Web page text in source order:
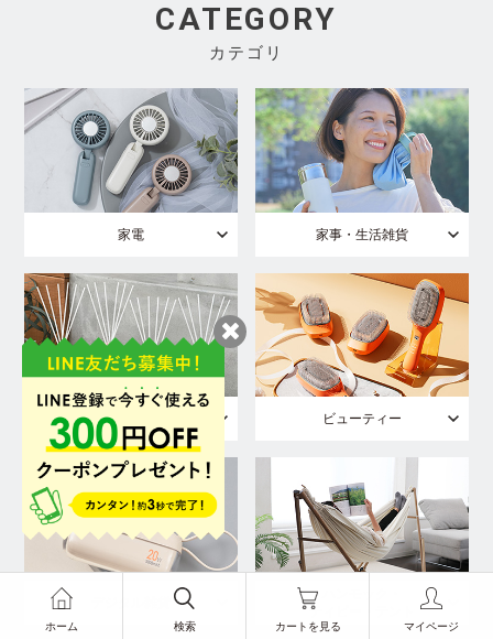
ホーム 検索 カートを見る マイページ
CATEGORY
カテゴリ
家電 家事・生活雑貨
ルーム
フレグランス
ビューティー
ティピー・テント